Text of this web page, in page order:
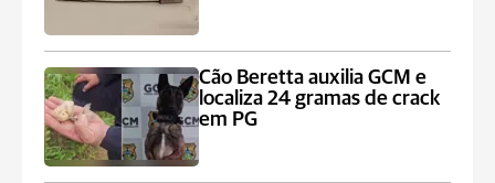
Cão Beretta auxilia GCM e
localiza 24 gramas de crack
em PG